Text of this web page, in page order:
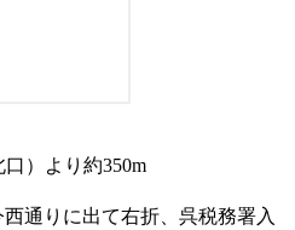
）より約350m
通りに出て右折、呉税務署入